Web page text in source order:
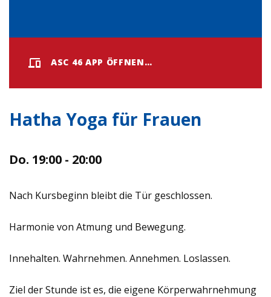
ASC 46 APP ÖFFNEN…
Hatha Yoga für Frauen
Do. 19:00 - 20:00
Nach Kursbeginn bleibt die Tür geschlossen.
Harmonie von Atmung und Bewegung.
Innehalten. Wahrnehmen. Annehmen. Loslassen.
Ziel der Stunde ist es, die eigene Körperwahrnehmung